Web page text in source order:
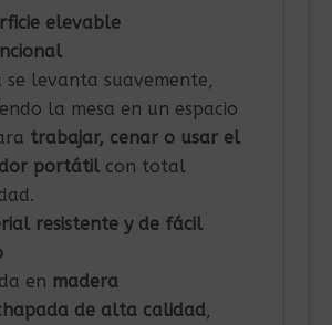
elevable
se levanta suavemente,
la mesa en un espacio
trabajar, cenar o usar el
portátilcon total
resistente y de fácil
en madera
de alta calidad,